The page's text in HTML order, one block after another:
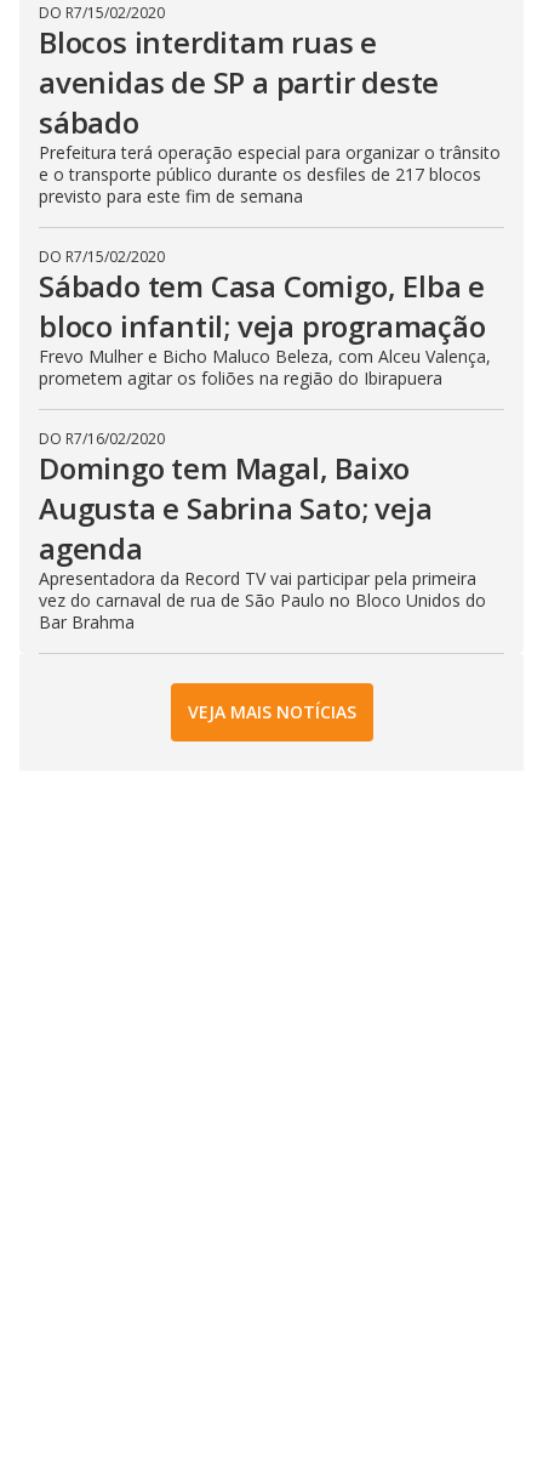
DO R7/15/02/2020
Blocos interditam ruas e
avenidas de SP a partir deste
sábado
Prefeitura terá operação especial para organizar o trânsito
e o transporte público durante os desfiles de 217 blocos
previsto para este fim de semana
DO R7/15/02/2020
Sábado tem Casa Comigo, Elba e
bloco infantil; veja programação
Frevo Mulher e Bicho Maluco Beleza, com Alceu Valença,
prometem agitar os foliões na região do Ibirapuera
DO R7/16/02/2020
Domingo tem Magal, Baixo
Augusta e Sabrina Sato; veja
agenda
Apresentadora da Record TV vai participar pela primeira
vez do carnaval de rua de São Paulo no Bloco Unidos do
Bar Brahma
VEJA MAIS NOTÍCIAS